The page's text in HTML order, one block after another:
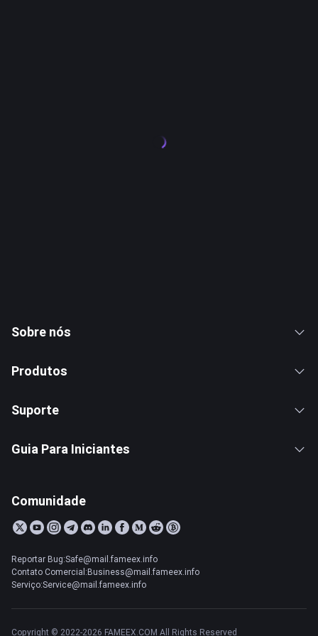
Sobre nós
Produtos
Suporte
Guia Para Iniciantes
Comunidade
Reportar Bug:Safe@mail.fameex.info
Contato Comercial:Business@mail.fameex.info
Serviço:Service@mail.fameex.info
Copyright © 2022-2026 FAMEEX.COM All Rights Reserved